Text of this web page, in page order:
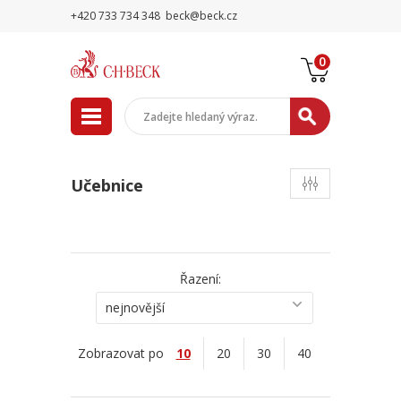
+420 733 734 348 beck@beck.cz
0
Učebnice
Řazení:
nejnovější
Zobrazovat po 10 20 30 40